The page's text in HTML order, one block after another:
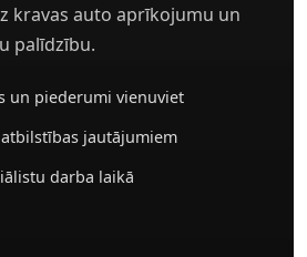
kravas auto aprīkojumu un
palīdzību.
un piederumi vienuviet
jautājumiem
darba laikā